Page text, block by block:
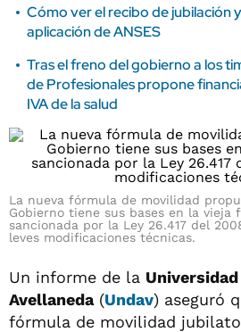
Cómo ver el recibo de jubilación
aplicación de ANSES
Tras el freno del gobierno a los
de Profesionales propone
IVA de la salud
La nueva fórmula de movilidad
Gobierno tiene sus bases en la vieja
sancionada por la Ley 26.417 del
leves modificaciones técnicas.
Un informe de la
Avellaneda(Undav) aseguró
fórmula de movilidad